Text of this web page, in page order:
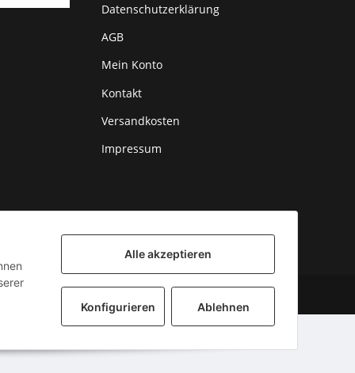
Alle akzeptieren
Konfigurieren Ablehnen
Datenschutzerklärung
AGB
Mein Konto
Kontakt
Versandkosten
Impressum
Powered by